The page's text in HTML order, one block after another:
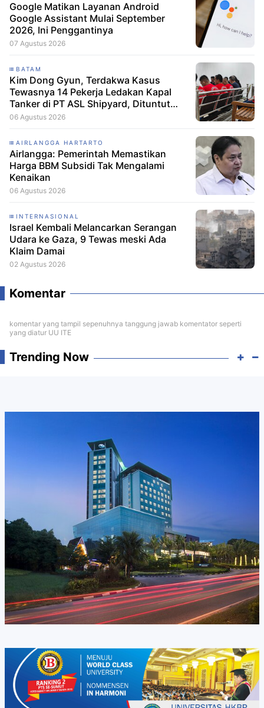
Google Matikan Layanan Android
Google Assistant Mulai September
2026, Ini Penggantinya
07 Agustus 2026
BATAM
Kim Dong Gyun, Terdakwa Kasus
Tewasnya 14 Pekerja Ledakan Kapal
Tanker di PT ASL Shipyard, Dituntut
Hanya 1 Tahun 6 Bulan Penjara
06 Agustus 2026
AIRLANGGA HARTARTO
Airlangga: Pemerintah Memastikan
Harga BBM Subsidi Tak Mengalami
Kenaikan
06 Agustus 2026
INTERNASIONAL
Israel Kembali Melancarkan Serangan
Udara ke Gaza, 9 Tewas meski Ada
Klaim Damai
02 Agustus 2026
Komentar
komentar yang tampil sepenuhnya tanggung jawab komentator seperti
yang diatur UU ITE
Trending Now